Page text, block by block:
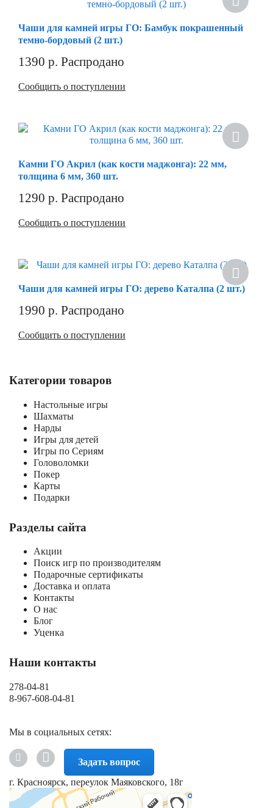
Чаши для камней игры ГО: Бамбук покрашенный
темно-бордовый (2 шт.)
1390 р. Распродано
Сообщить о поступлении
Камни ГО Акрил (как кости маджонга): 22 мм,
толщина 6 мм, 360 шт.
1290 р. Распродано
Сообщить о поступлении
Чаши для камней игры ГО: дерево Каталпа (2 шт.)
1990 р. Распродано
Сообщить о поступлении
Категории товаров
Настольные игры
Шахматы
Нарды
Игры для детей
Игры по Сериям
Головоломки
Покер
Карты
Подарки
Разделы сайта
Акции
Поиск игр по производителям
Подарочные сертификаты
Доставка и оплата
Контакты
О нас
Блог
Уценка
Наши контакты
278-04-81
8-967-608-04-81
Мы в социальных сетях:
Задать вопрос
г. Красноярск, переулок Маяковского, 18г